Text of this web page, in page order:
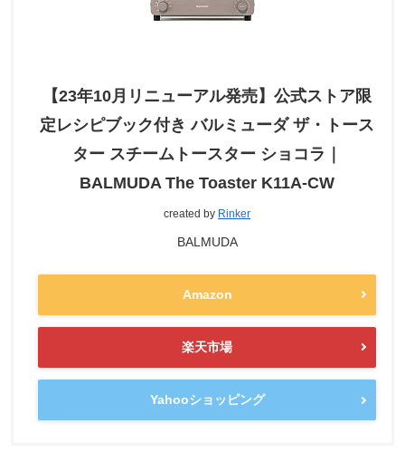
【23年10月リニューアル発売】公式ストア限
定レシピブック付き バルミューダ ザ・トース
ター スチームトースター ショコラ｜
BALMUDA The Toaster K11A-CW
created by Rinker
BALMUDA
Amazon
楽天市場
Yahooショッピング